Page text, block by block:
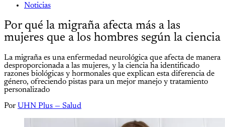
Noticias
Por qué la migraña afecta más a las
mujeres que a los hombres según la ciencia
La migraña es una enfermedad neurológica que afecta de manera
desproporcionada a las mujeres, y la ciencia ha identificado
razones biológicas y hormonales que explican esta diferencia de
género, ofreciendo pistas para un mejor manejo y tratamiento
personalizado
Por UHN Plus — Salud